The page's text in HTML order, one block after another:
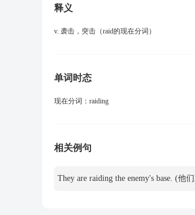
释义
v. 袭击，突击（raid的现在分词）
单词时态
现在分词： raiding
相关例句
They are raiding the enemy's base. (他